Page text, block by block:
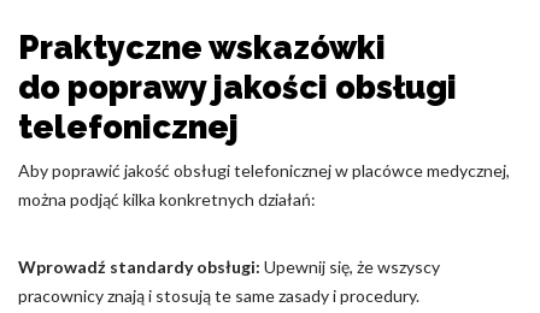
Praktyczne wskazówki
do poprawy jakości obsługi
telefonicznej
Aby poprawić jakość obsługi telefonicznej w placówce medycznej,
można podjąć kilka konkretnych działań:
Wprowadź standardy obsługi: Upewnij się, że wszyscy
pracownicy znają i stosują te same zasady i procedury.